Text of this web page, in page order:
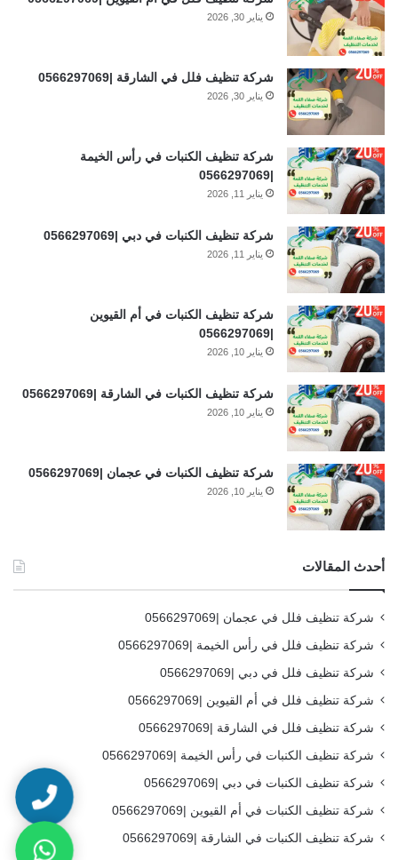
يناير 30, 2026
شركة تنظيف فلل في الشارقة |0566297069
يناير 30, 2026
شركة تنظيف الكنبات في رأس الخيمة
|0566297069
يناير 11, 2026
شركة تنظيف الكنبات في دبي |0566297069
يناير 11, 2026
شركة تنظيف الكنبات في أم القيوين
|0566297069
يناير 10, 2026
شركة تنظيف الكنبات في الشارقة |0566297069
يناير 10, 2026
شركة تنظيف الكنبات في عجمان |0566297069
يناير 10, 2026
أحدث المقالات
شركة تنظيف فلل في عجمان |0566297069
شركة تنظيف فلل في رأس الخيمة |0566297069
شركة تنظيف فلل في دبي |0566297069
شركة تنظيف فلل في أم القيوين |0566297069
شركة تنظيف فلل في الشارقة |0566297069
شركة تنظيف الكنبات في رأس الخيمة |0566297069
شركة تنظيف الكنبات في دبي |0566297069
شركة تنظيف الكنبات في أم القيوين |0566297069
شركة تنظيف الكنبات في الشارقة |0566297069